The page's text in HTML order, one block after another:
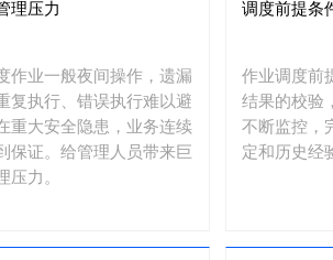
理压力
作业一般夜间操作，遗漏
复执行、错误执行难以避
重大安全隐患，业务连续
保证。给管理人员带来巨
压力。
调度前提条
作业调度前
结果的校验
不断监控，
定和历史经